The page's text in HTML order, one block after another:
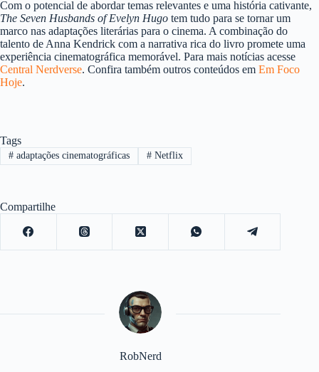
Com o potencial de abordar temas relevantes e uma história cativante,
The Seven Husbands of Evelyn Hugo tem tudo para se tornar um
marco nas adaptações literárias para o cinema. A combinação do
talento de Anna Kendrick com a narrativa rica do livro promete uma
experiência cinematográfica memorável. Para mais notícias acesse
Central Nerdverse. Confira também outros conteúdos em Em Foco
Hoje.
Tags
#adaptações cinematográficas #Netflix
Compartilhe
RobNerd